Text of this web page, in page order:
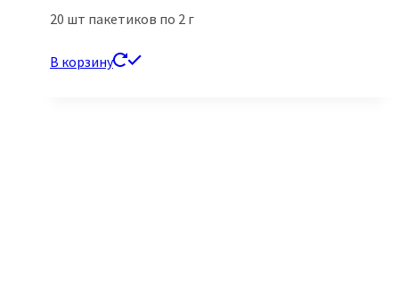
20 шт пакетиков по 2 г
В корзину